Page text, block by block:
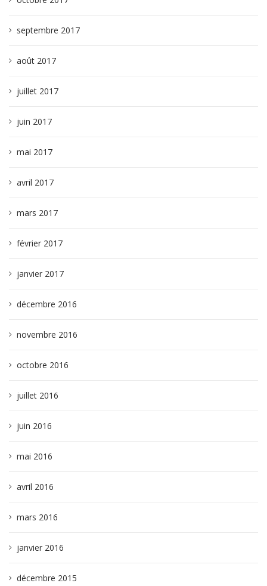
septembre 2017
août 2017
juillet 2017
juin 2017
mai 2017
avril 2017
mars 2017
février 2017
janvier 2017
décembre 2016
novembre 2016
octobre 2016
juillet 2016
juin 2016
mai 2016
avril 2016
mars 2016
janvier 2016
décembre 2015